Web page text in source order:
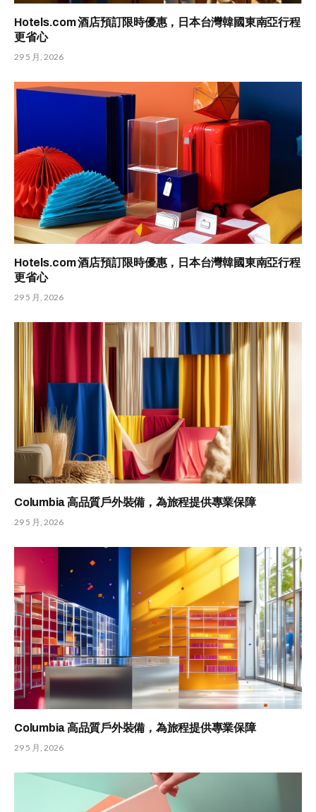
Hotels.com 酒店預訂限時優惠，日本台灣韓國東南亞行程
更省心
29 5 月, 2026
Hotels.com 酒店預訂限時優惠，日本台灣韓國東南亞行程
更省心
29 5 月, 2026
Columbia 高品質戶外裝備，為旅程提供專業保障
29 5 月, 2026
Columbia 高品質戶外裝備，為旅程提供專業保障
29 5 月, 2026